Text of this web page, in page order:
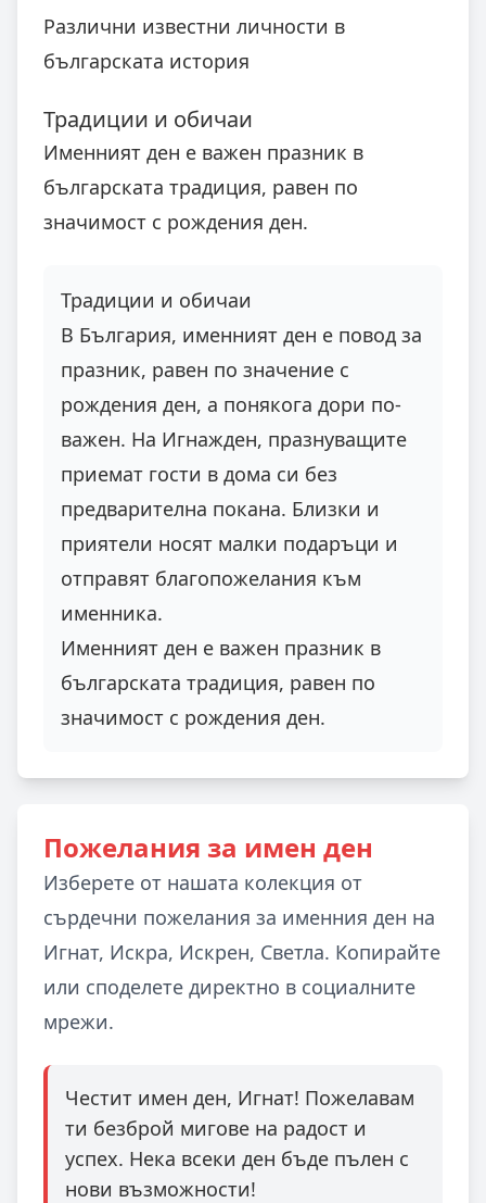
Различни известни личности в
българската история
Традиции и обичаи
Именният ден е важен празник в
българската традиция, равен по
значимост с рождения ден.
Традиции и обичаи
В България, именният ден е повод за
празник, равен по значение с
рождения ден, а понякога дори по-
важен. На Игнажден, празнуващите
приемат гости в дома си без
предварителна покана. Близки и
приятели носят малки подаръци и
отправят благопожелания към
именника.
Именният ден е важен празник в
българската традиция, равен по
значимост с рождения ден.
Пожелания за имен ден
Изберете от нашата колекция от
сърдечни пожелания за именния ден на
Игнат, Искра, Искрен, Светла. Копирайте
или споделете директно в социалните
мрежи.
Честит имен ден, Игнат! Пожелавам
ти безброй мигове на радост и
успех. Нека всеки ден бъде пълен с
нови възможности!